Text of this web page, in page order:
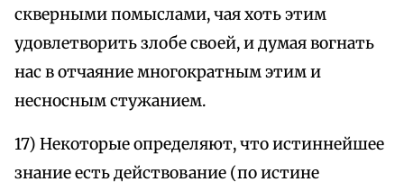
скверными помыслами, чая хоть этим
удовлетворить злобе своей, и думая вогнать
нас в отчаяние многократным этим и
несносным стужанием.
17) Некоторые определяют, что истиннейшее
знание есть действование (по истине